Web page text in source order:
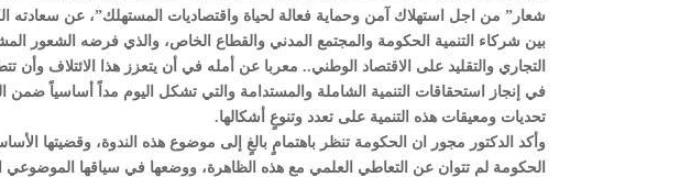
شعار” من اجل استهلاك آمن وحماية فعالة لحياة واقتصاديات المستهلك”، عن سعادته
بين شركاء التنمية الحكومة والمجتمع المدني والقطاع الخاص، والذي فرضه الشعور
التجاري والتقليد على الاقتصاد الوطني.. معربا عن أمله في أن يتعزز هذا الائتلاف وأن
في إنجاز استحقاقات التنمية الشاملة والمستدامة والتي تشكل اليوم مداً أساسياً ضمن
تحديات ومعيقات هذه التنمية على تعدد وتنوعٍ أشكالها.
وأكد الدكتور مجور ان الحكومة تنظر باهتمامٍ بالغٍ إلى موضوع هذه الندوة، وقضيتها
الحكومة لم تتوان عن التعاطي العلمي مع هذه الظاهرة، ووضعها في سياقها